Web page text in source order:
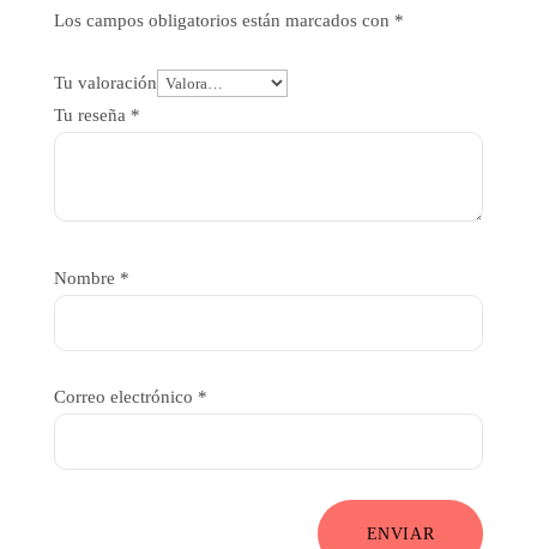
Los campos obligatorios están marcados con *
Tu valoración
Tu reseña *
Nombre *
Correo electrónico *
ENVIAR